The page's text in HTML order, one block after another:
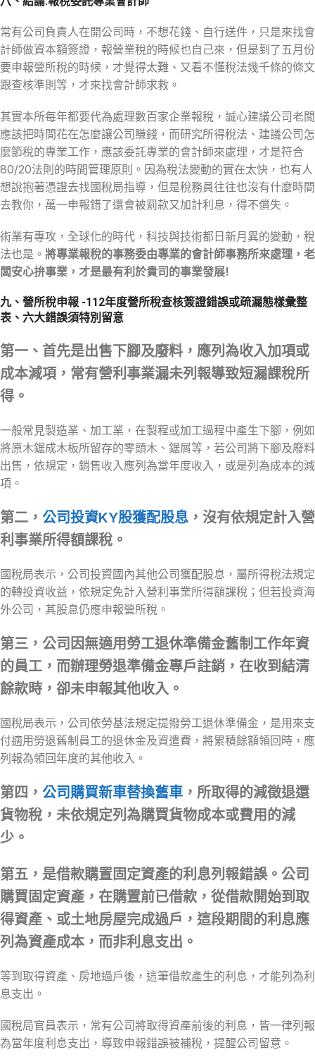
常有公司負責人在開公司時，不想花錢、自行送件，只是來找會
計師做資本額簽證，報營業稅的時候也自己來，但是到了五月份
要申報營所稅的時候，才覺得太難、又看不懂稅法幾千條的條文
跟查核準則等，才來找會計師求救。
其實本所每年都要代為處理數百家企業報稅，誠心建議公司老闆
應該把時間花在怎麼讓公司賺錢，而研究所得稅法、建議公司怎
麼節稅的專業工作，應該委託專業的會計師來處理，才是符合
80/20法則的時間管理原則。因為稅法變動的實在太快，也有人
想說抱著憑證去找國稅局指導，但是稅務員往往也沒有什麼時間
去教你，萬一申報錯了還會被罰款又加計利息，得不償失。
術業有專攻，全球化的時代，科技與技術都日新月異的變動，稅
法也是。 將專業報稅的事務委由專業的會計師事務所來處理，老
闆安心拚事業，才是最有利於貴司的事業發展!
九、營所稅申報 -112年度營所稅查核簽證錯誤或疏漏態樣彙整
表、六大錯誤須特別留意
第一、首先是出售下腳及廢料，應列為收入加項或
成本減項，常有營利事業漏未列報導致短漏課稅所
得。
一般常見製造業、加工業，在製程或加工過程中產生下腳，例如
將原木鋸成木板所留存的零頭木、鋸屑等，若公司將下腳及廢料
出售，依規定，銷售收入應列為當年度收入，或是列為成本的減
項。
第二， 公司投資KY股獲配股息 ，沒有依規定計入營
利事業所得額課稅。
國稅局表示，公司投資國內其他公司獲配股息，屬所得稅法規定
的轉投資收益，依規定免計入營利事業所得額課稅；但若投資海
外公司，其股息仍應申報營所稅。
第三，公司因無適用勞工退休準備金舊制工作年資
的員工，而辦理勞退準備金專戶註銷，在收到結清
餘款時，卻未申報其他收入。
國稅局表示，公司依勞基法規定提撥勞工退休準備金，是用來支
付適用勞退舊制員工的退休金及資遣費，將累積餘額領回時，應
列報為領回年度的其他收入。
第四， 公司購買新車替換舊車 ，所取得的減徵退還
貨物稅，未依規定列為購買貨物成本或費用的減
少。
第五，是借款購置固定資產的利息列報錯誤。公司
購買固定資產，在購置前已借款，從借款開始到取
得資產、或土地房屋完成過戶，這段期間的利息應
列為資產成本，而非利息支出。
等到取得資產、房地過戶後，這筆借款產生的利息，才能列為利
息支出。
國稅局官員表示，常有公司將取得資產前後的利息，皆一律列報
為當年度利息支出，導致申報錯誤被補稅，提醒公司留意。